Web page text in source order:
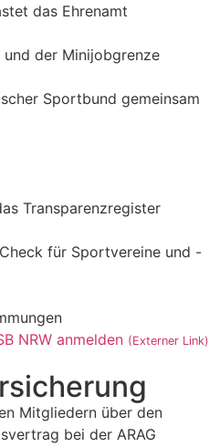
das Ehrenamt
der Minijobgrenze
Sportbund gemeinsam
Transparenzregister
für Sportvereine und -
NRW anmelden (Externer Link)
Mitgliedern über den
bei der ARAG